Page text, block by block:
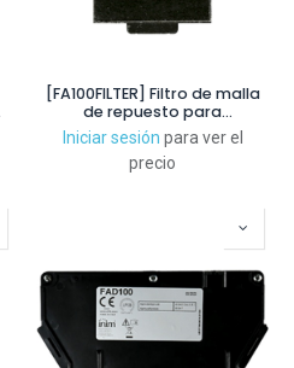
[FA100FILTER] Filtro de malla
de repuesto para
detectores FAD100. Pack de
10u
Iniciar sesión para ver el
precio